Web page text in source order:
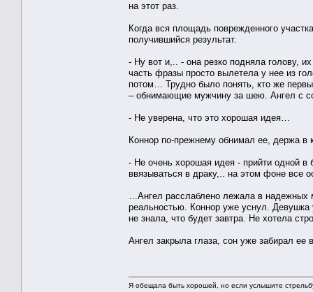
на этот раз.
Когда вся площадь поврежденного
получившийся результат.
- Ну вот и,.. - она резко подняла голову,
часть фразы просто вылетела у нее из
потом… Трудно было понять, кто же
– обнимающие мужчину за шею. Ангел с
- Не уверена, что это хорошая идея…
Коннор по-прежнему обнимал ее, держа в
- Не очень хорошая идея - прийти одной в
ввязываться в драку,.. на этом фоне все
…Ангел расслаблено лежала в
реальностью. Коннор уже уснул.
не знала, что будет завтра. Не хотела
Ангел закрыла глаза, сон уже забирал
Я обещала быть хорошей, но если услышите